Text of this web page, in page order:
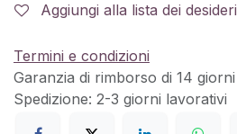
Aggiungi alla lista dei desideri
Termini e condizioni
Garanzia di rimborso di 14 giorni
Spedizione: 2-3 giorni lavorativi